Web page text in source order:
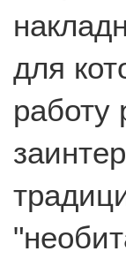
для
работу